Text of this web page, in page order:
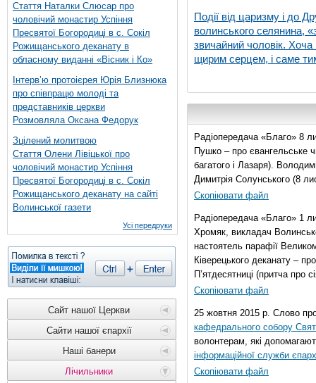
Стаття Наталки Слюсар про
чоловічий монастир Успіння
Пресвятої Богородиці в с. Сокіл
Рожищанського деканату в
обласному виданні «Вісник і Ко»
Інтерв’ю протоієрея Юрія Близнюка
про співпрацю молоді та
представників церкви
Розмовляла Оксана Федорук
Зцілений молитвою
Стаття Олени Лівіцької про
чоловічий монастир Успіння
Пресвятої Богородиці в с. Сокіл
Рожищанського деканату на сайті
Волинської газети
Усі передруки
Сайт нашої Церкви
Сайти нашої єпархії
Наші банери
Лічильники
Події від царизму і до
волинського селянина,
звичайний чоловік. Хоча
щирим серцем, і саме
Радіопередача «Благо» 8
Пушко – про євангельське
багатого і Лазаря).
Димитрія Солунського (8
Скопіювати файл
Радіопередача «Благо» 1
Хромяк, викладач
настоятель парафії
Ківерецького деканату –
П’ятдесятниці (притча про
Скопіювати файл
25 жовтня 2015 р. Слово
кафедрального собору
волонтерам, які
інформаційної служби
Скопіювати файл